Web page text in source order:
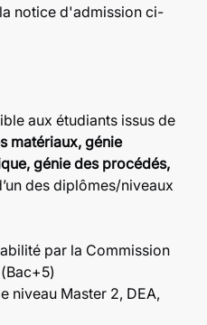
notice d'admission ci-
aux étudiants issus de
matériaux, génie
génie des procédés,
des diplômes/niveaux
par la Commission
niveau Master 2, DEA,